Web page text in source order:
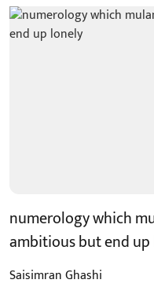
numerology which
ambitious but end
Saisimran Ghashi